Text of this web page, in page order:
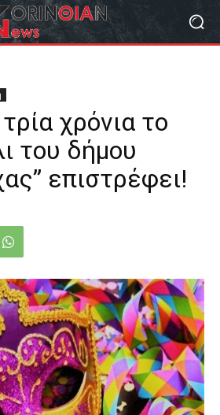
χρόνια το
του δήμου
επιστρέφει!